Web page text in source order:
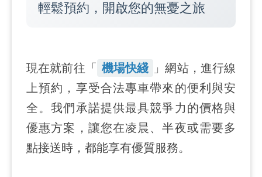
輕鬆預約，開啟您的無憂之旅
現在就前往「 機場快綫
」網站，進行線
上預約，享受合法專車帶來的便利與安
全。我們承諾提供最具競爭力的價格與
優惠方案，讓您在凌晨、半夜或需要多
點接送時，都能享有優質服務。